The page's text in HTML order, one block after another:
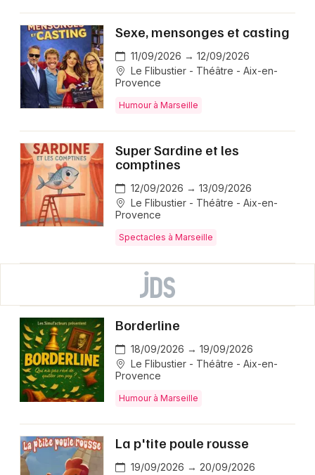
Sexe, mensonges et casting
11/09/2026 → 12/09/2026
Le Flibustier - Théâtre - Aix-en-
Provence
Humour à Marseille
Super Sardine et les
comptines
12/09/2026 → 13/09/2026
Le Flibustier - Théâtre - Aix-en-
Provence
Spectacles à Marseille
Borderline
18/09/2026 → 19/09/2026
Le Flibustier - Théâtre - Aix-en-
Provence
Humour à Marseille
La p'tite poule rousse
19/09/2026 → 20/09/2026